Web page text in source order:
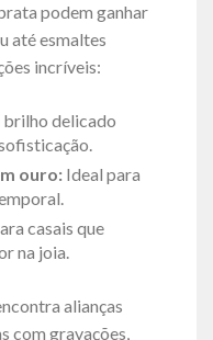
podem ganhar
até esmaltes
incríveis:
delicado
ouro:Ideal para
casais que
na joia.
alianças
com gravações,